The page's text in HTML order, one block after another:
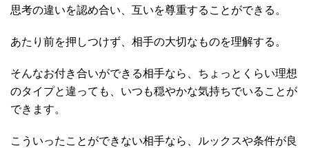
思考の違いを認め合い、互いを尊重することができる。
あたり前を押しつけず、相手の大切なものを理解する。
そんなお付き合いができる相手なら、ちょっとくらい理想
のタイプと違っても、いつも穏やかな気持ちでいることが
できます。
こういったことができない相手なら、ルックスや条件が良